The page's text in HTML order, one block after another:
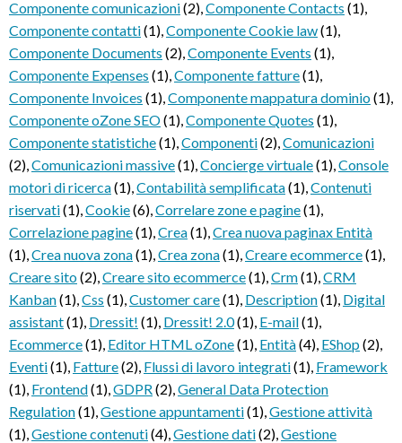
Componente comunicazioni(2),Componente Contacts (1),
Componente contatti(1),Componente Cookie law(1),
Componente Documents (2),Componente Events (1),
Componente Expenses (1),Componente fatture(1),
Componente Invoices (1),Componente mappatura dominio(1),
Componente oZone SEO(1),Componente Quotes (1),
Componente statistiche(1),Componenti(2),Comunicazioni
(2),Comunicazioni massive(1),Concierge virtuale(1),Console
motori di ricerca(1),Contabilità semplificata(1),Contenuti
riservati(1),Cookie(6),Correlare zone e pagine(1),
Correlazione pagine(1),Crea(1),Crea nuova paginax Entità
(1),Crea nuova zona(1),Crea zona(1),Creare ecommerce(1),
Creare sito(2),Creare sito ecommerce(1),Crm(1),CRM
Kanban(1),Css (1),Customer care(1), Description(1), Digital
assistant(1), Dressit! (1), Dressit! 2.0(1), E-mail(1),
Ecommerce(1), Editor HTML oZone(1), Entità(4), EShop(2),
Eventi(1), Fatture(2), Flussi di lavoro integrati(1), Framework
(1), Frontend(1),GDPR(2),General Data Protection
Regulation(1),Gestione appuntamenti(1),Gestione attività
(1),Gestione contenuti(4),Gestione dati(2),Gestione